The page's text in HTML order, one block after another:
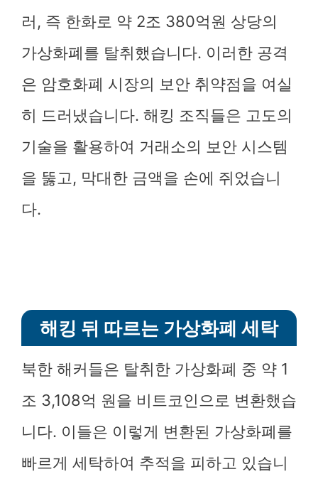
러, 즉 한화로 약 2조 380억원 상당의
가상화폐를 탈취했습니다. 이러한 공격
은 암호화폐 시장의 보안 취약점을 여실
히 드러냈습니다. 해킹 조직들은 고도의
기술을 활용하여 거래소의 보안 시스템
을 뚫고, 막대한 금액을 손에 쥐었습니
다.
해킹 뒤 따르는 가상화폐 세탁
북한 해커들은 탈취한 가상화폐 중 약 1
조 3,108억 원을 비트코인으로 변환했습
니다. 이들은 이렇게 변환된 가상화폐를
빠르게 세탁하여 추적을 피하고 있습니